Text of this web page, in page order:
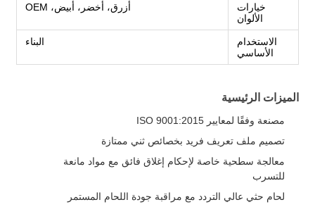
خيارات
الألوان
أزرق، أخضر، أبيض، OEM
الاستخدام
الأساسي
البناء
الميزات الرئيسية
مصنعة وفقًا لمعايير ISO 9001:2015
تصميم ملف تعريف فريد بخصائص ثني ممتازة
معالجة سطحية خاصة لإحكام إغلاق فائق مع مواد مانعة
للتسرب
لحام حثي عالي التردد مع مراقبة جودة اللحام المستمر